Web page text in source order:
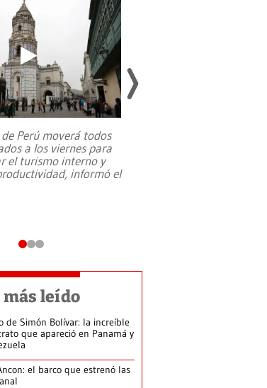
Perú moverá todos
a los viernes para
el turismo interno y
informó el
más leído
de Simón Bolívar: la increíble
que apareció en Panamá y
el barco que estrenó las